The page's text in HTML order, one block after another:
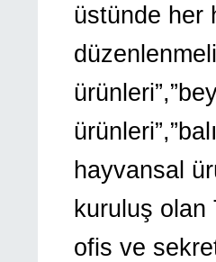
üstünde her
hayvansal
kuruluş olan
ofis ve